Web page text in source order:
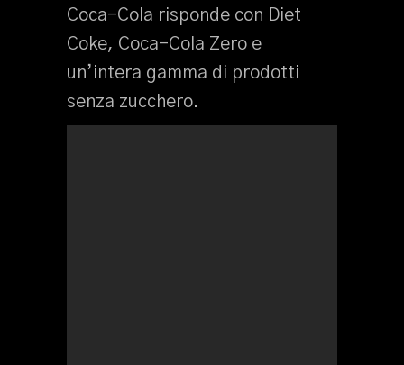
Coca-Cola risponde con Diet
Coke, Coca-Cola Zero e
un’intera gamma di prodotti
senza zucchero.